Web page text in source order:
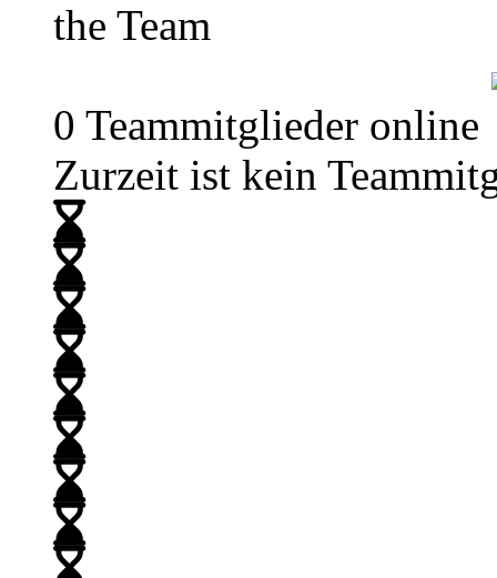
the Team
0 Teammitglieder online
Zurzeit ist kein